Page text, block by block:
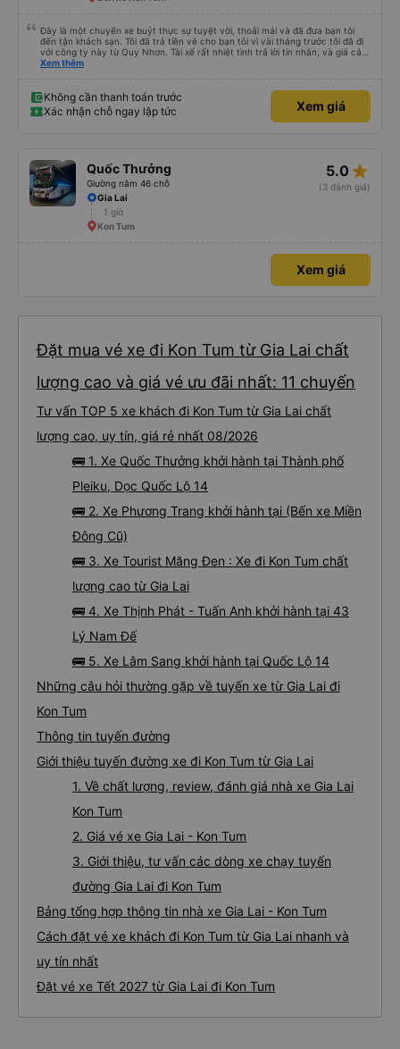
Đây là một chuyến xe buýt thực sự tuyệt vời, thoải mái và đã đưa bạn tôi
đến tận khách sạn. Tôi đã trả tiền vé cho bạn tôi vì vài tháng trước tôi đã đi
với công ty này từ Quy Nhơn. Tài xế rất nhiệt tình trả lời tin nhắn, và giá cả
rất hợp lý, rẻ hơn so với các lựa chọn khác cho dịch vụ 5 sao. Rất đáng để
Xem thêm
Không cần thanh toán trước
Xác nhận chỗ ngay lập tức
Xem giá
Quốc Thưởng
Giường nằm 46 chỗ
5.0 star_rate
(3 đánh giá)
Gia Lai
1 giờ
Kon Tum
Xem giá
Đặt mua vé xe đi Kon Tum từ Gia Lai chất
lượng cao và giá vé ưu đãi nhất: 11 chuyến
Tư vấn TOP 5 xe khách đi Kon Tum từ Gia Lai chất
lượng cao, uy tín, giá rẻ nhất 08/2026
🚌 1. Xe Quốc Thưởng khởi hành tại Thành phố
Pleiku, Dọc Quốc Lộ 14
🚌 2. Xe Phương Trang khởi hành tại (Bến xe Miền
Đông Cũ)
🚌 3. Xe Tourist Măng Đen : Xe đi Kon Tum chất
lượng cao từ Gia Lai
🚌 4. Xe Thịnh Phát - Tuấn Anh khởi hành tại 43
Lý Nam Đế
🚌 5. Xe Lâm Sang khởi hành tại Quốc Lộ 14
Những câu hỏi thường gặp về tuyến xe từ Gia Lai đi
Kon Tum
Thông tin tuyến đường
Giới thiệu tuyến đường xe đi Kon Tum từ Gia Lai
1. Về chất lượng, review, đánh giá nhà xe Gia Lai
Kon Tum
2. Giá vé xe Gia Lai - Kon Tum
3. Giới thiệu, tư vấn các dòng xe chạy tuyến
đường Gia Lai đi Kon Tum
Bảng tổng hợp thông tin nhà xe Gia Lai - Kon Tum
Cách đặt vé xe khách đi Kon Tum từ Gia Lai nhanh và
uy tín nhất
Đặt vé xe Tết 2027 từ Gia Lai đi Kon Tum